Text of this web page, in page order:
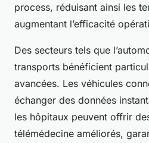
process, réduisant ainsi les
augmentant l’efficacité
Des secteurs tels que
transports bénéficient
avancées. Les véhicules
échanger des données
les hôpitaux peuvent offrir
télémédecine améliorés,